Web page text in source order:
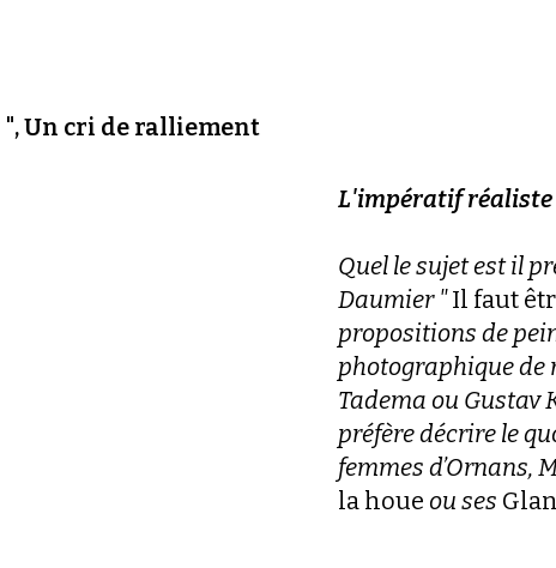
L'impératif réaliste
Quel le sujet est il
Daumier "Il faut
propositions de
photographique de
Tadema ou Gustav
préfère décrire le
femmes d’Ornans,
la houe ou ses
", Un cri de ralliement